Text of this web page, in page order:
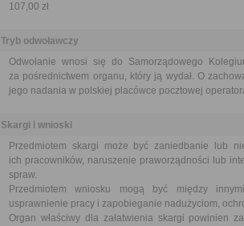
107,00 zł
Tryb odwoławczy
Odwołanie wnosi się do Samorządowego
za pośrednictwem organu, który ją wydał. O
jego nadania w polskiej placówce pocztowej
Skargi i wnioski
Przedmiotem skargi może być zaniedbanie lub
ich pracowników, naruszenie praworządności lub
spraw.
Przedmiotem wniosku mogą być między
usprawnienie pracy i zapobieganie nadużyciom,
Organ właściwy dla załatwienia skargi powinien